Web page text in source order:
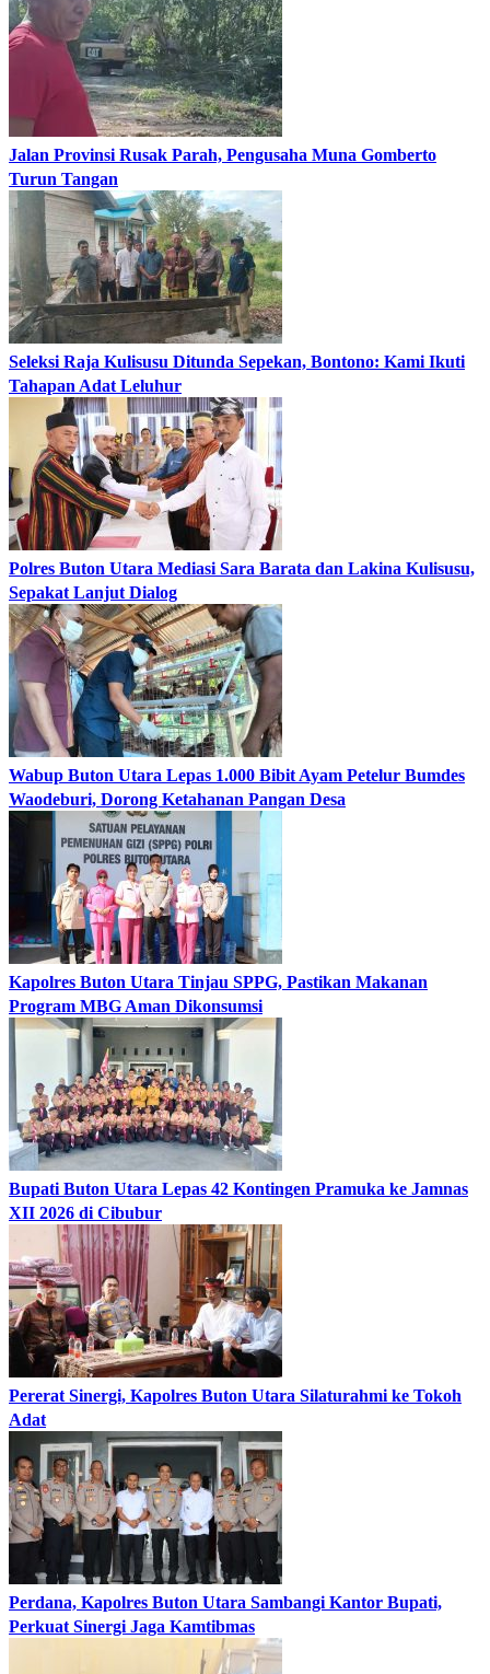
Jalan Provinsi Rusak Parah, Pengusaha Muna Gomberto
Turun Tangan
Seleksi Raja Kulisusu Ditunda Sepekan, Bontono: Kami Ikuti
Tahapan Adat Leluhur
Polres Buton Utara Mediasi Sara Barata dan Lakina Kulisusu,
Sepakat Lanjut Dialog
Wabup Buton Utara Lepas 1.000 Bibit Ayam Petelur Bumdes
Waodeburi, Dorong Ketahanan Pangan Desa
Kapolres Buton Utara Tinjau SPPG, Pastikan Makanan
Program MBG Aman Dikonsumsi
Bupati Buton Utara Lepas 42 Kontingen Pramuka ke Jamnas
XII 2026 di Cibubur
Pererat Sinergi, Kapolres Buton Utara Silaturahmi ke Tokoh
Adat
Perdana, Kapolres Buton Utara Sambangi Kantor Bupati,
Perkuat Sinergi Jaga Kamtibmas